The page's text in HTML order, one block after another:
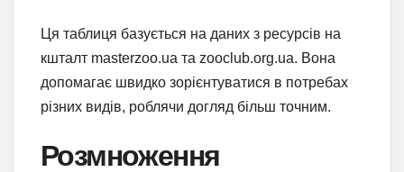
Ця таблиця базується на даних з ресурсів на
кшталт masterzoo.ua та zooclub.org.ua. Вона
допомагає швидко зорієнтуватися в потребах
різних видів, роблячи догляд більш точним.
Розмноження